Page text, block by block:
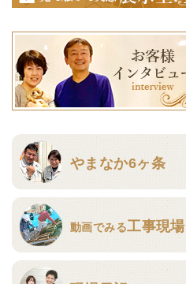
やまなか6ヶ条
動画でみる工事現場